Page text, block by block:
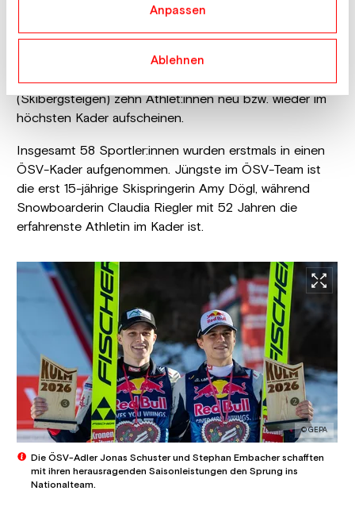
Anpassen
Ablehnen
Embacher und Jonas Schuster (Skispringen), Michael
Freestyle), Christoph Karner (Snowboard), Benjamin
Moser (Langlauf), Katharina Gruber (Nordische
Kombination) sowie Julian Tritscher und Silvano Wolf
(Skibergsteigen) zehn Athlet:innen neu bzw. wieder im
höchsten Kader aufscheinen.
Insgesamt 58 Sportler:innen wurden erstmals in einen
ÖSV-Kader aufgenommen. Jüngste im ÖSV-Team ist
die erst 15-jährige Skispringerin Amy Dögl, während
Snowboarderin Claudia Riegler mit 52 Jahren die
erfahrenste Athletin im Kader ist.
© GEPA
Die ÖSV-Adler Jonas Schuster und Stephan Embacher schafften
mit ihren herausragenden Saisonleistungen den Sprung ins
Nationalteam.